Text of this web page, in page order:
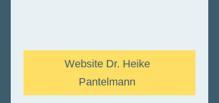
Website Dr. Heike
Pantelmann